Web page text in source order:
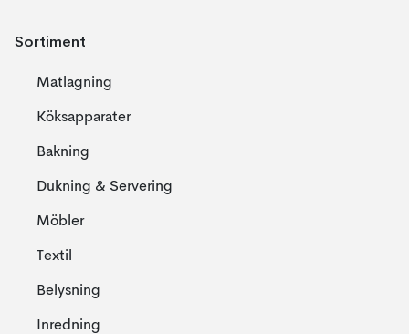
Sortiment
Matlagning
Köksapparater
Bakning
Dukning & Servering
Möbler
Textil
Belysning
Inredning